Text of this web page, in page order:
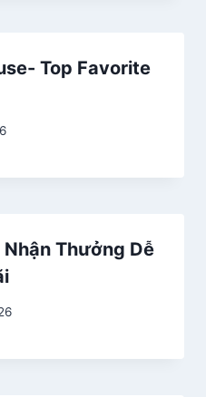
Top Favorite
Thưởng Dễ